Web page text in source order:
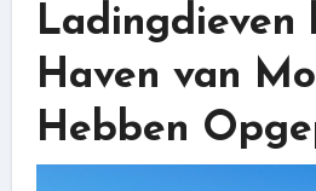
Ladingdieven
Haven van
Hebben